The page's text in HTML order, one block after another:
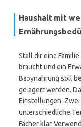
Haushalt mit
Stell dir eine
braucht und ein
Babynahrung soll
gelagert werden.
Einstellungen.
unterschiedliche
Fächer klar.